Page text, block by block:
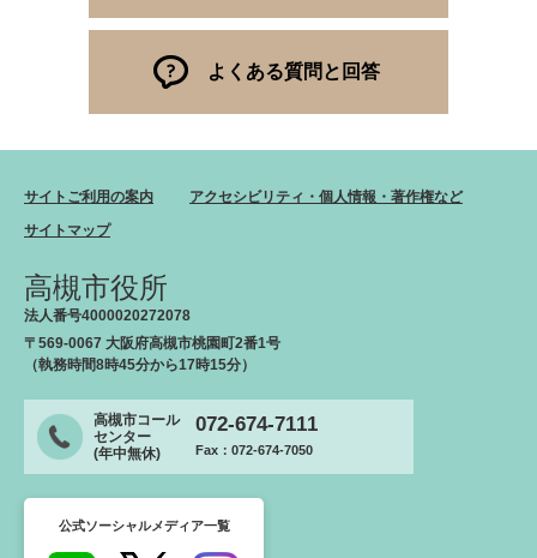
よくある質問と回答
サイトご利用の案内
アクセシビリティ・個人情報・著作権など
サイトマップ
高槻市役所
法人番号4000020272078
〒569-0067 大阪府高槻市桃園町2番1号
（執務時間8時45分から17時15分）
高槻市コール
センター
(年中無休)
072-674-7111
Fax：072-674-7050
公式ソーシャルメディア一覧